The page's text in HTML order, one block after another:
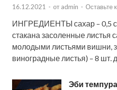
16.12.2021 - от admin - Оставьте
ИНГРЕДИЕНТЫ сахар – 0,5
стакана засоленные листья
молодыми листьями вишни,
виноградные листья) – 8 шт.
Эби темпура